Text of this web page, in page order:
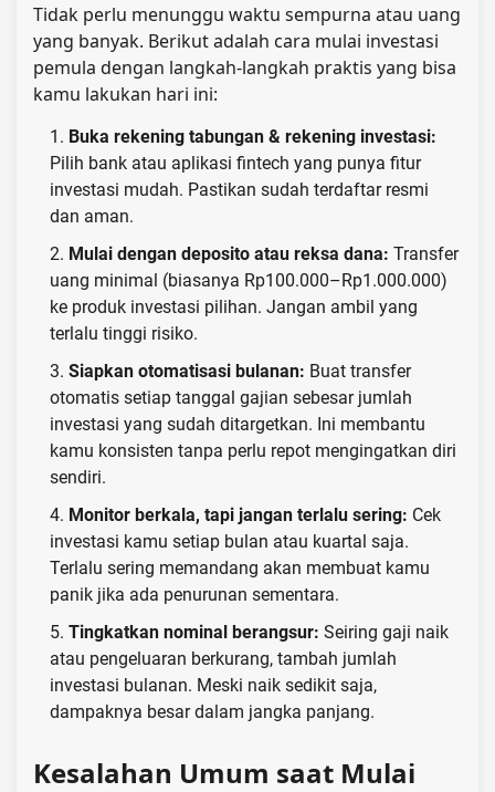
Tidak perlu menunggu waktu sempurna atau uang
yang banyak. Berikut adalah cara mulai investasi
pemula dengan langkah-langkah praktis yang bisa
kamu lakukan hari ini:
Buka rekening tabungan & rekening investasi:
Pilih bank atau aplikasi fintech yang punya fitur
investasi mudah. Pastikan sudah terdaftar resmi
dan aman.
Mulai dengan deposito atau reksa dana: Transfer
uang minimal (biasanya Rp100.000–Rp1.000.000)
ke produk investasi pilihan. Jangan ambil yang
terlalu tinggi risiko.
Siapkan otomatisasi bulanan: Buat transfer
otomatis setiap tanggal gajian sebesar jumlah
investasi yang sudah ditargetkan. Ini membantu
kamu konsisten tanpa perlu repot mengingatkan diri
sendiri.
Monitor berkala, tapi jangan terlalu sering: Cek
investasi kamu setiap bulan atau kuartal saja.
Terlalu sering memandang akan membuat kamu
panik jika ada penurunan sementara.
Tingkatkan nominal berangsur: Seiring gaji naik
atau pengeluaran berkurang, tambah jumlah
investasi bulanan. Meski naik sedikit saja,
dampaknya besar dalam jangka panjang.
Kesalahan Umum saat Mulai